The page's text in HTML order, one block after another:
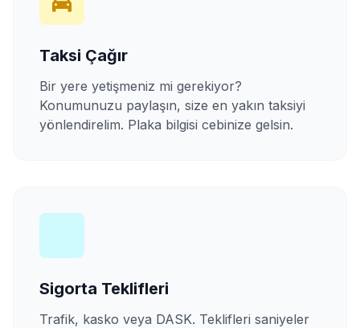
Taksi Çağır
Bir yere yetişmeniz mi gerekiyor?
Konumunuzu paylaşın, size en yakın taksiyi
yönlendirelim. Plaka bilgisi cebinize gelsin.
Sigorta Teklifleri
Trafik, kasko veya DASK. Teklifleri saniyeler